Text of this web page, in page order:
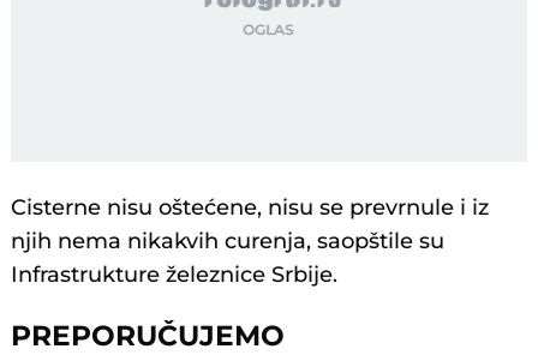
Cisterne nisu oštećene, nisu se prevrnule i iz
njih nema nikakvih curenja, saopštile su
Infrastrukture železnice Srbije.
PREPORUČUJEMO